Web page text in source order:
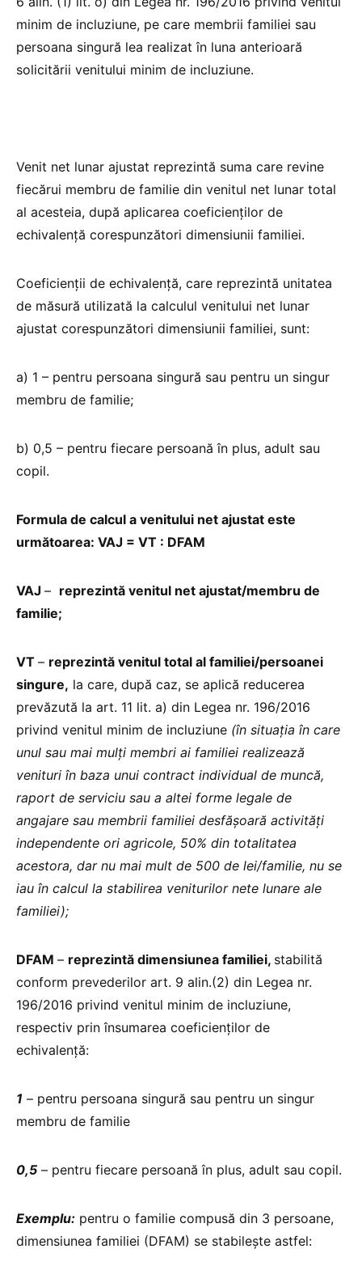
minim de incluziune, pe care membrii familiei sau
persoana singură lea realizat în luna anterioară
solicitării venitului minim de incluziune.
Venit net lunar ajustat reprezintă suma care revine
fiecărui membru de familie din venitul net lunar total
al acesteia, după aplicarea coeficienților de
echivalență corespunzători dimensiunii familiei.
Coeficienții de echivalență, care reprezintă unitatea
de măsură utilizată la calculul venitului net lunar
ajustat corespunzători dimensiunii familiei, sunt:
a) 1 – pentru persoana singură sau pentru un singur
membru de familie;
b) 0,5 – pentru fiecare persoană în plus, adult sau
copil.
Formula de calcul a venitului net ajustat este
următoarea: VAJ = VT : DFAM
VAJ – reprezintă venitul net ajustat/membru de
familie;
VT – reprezintă venitul total al familiei/persoanei
singure, la care, după caz, se aplică reducerea
prevăzută la art. 11 lit. a) din Legea nr. 196/2016
privind venitul minim de incluziune (în situaţia în care
unul sau mai mulţi membri ai familiei realizează
venituri în baza unui contract individual de muncă,
raport de serviciu sau a altei forme legale de
angajare sau membrii familiei desfăşoară activităţi
independente ori agricole, 50% din totalitatea
acestora, dar nu mai mult de 500 de lei/familie, nu se
iau în calcul la stabilirea veniturilor nete lunare ale
familiei);
DFAM – reprezintă dimensiunea familiei, stabilită
conform prevederilor art. 9 alin.(2) din Legea nr.
196/2016 privind venitul minim de incluziune,
respectiv prin însumarea coeficienţilor de
echivalență:
1 – pentru persoana singură sau pentru un singur
membru de familie
0,5 – pentru fiecare persoană în plus, adult sau copil.
Exemplu: pentru o familie compusă din 3 persoane,
dimensiunea familiei (DFAM) se stabileşte astfel: